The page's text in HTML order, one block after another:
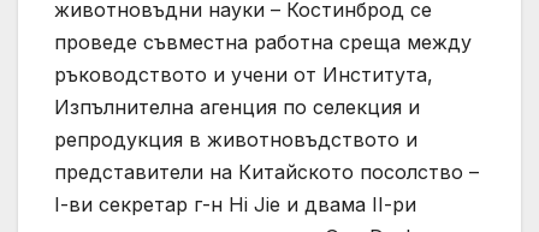
животновъдни науки – Костинброд се
проведе съвместна работна среща между
ръководството и учени от Института,
Изпълнителна агенция по селекция и
репродукция в животновъдството и
представители на Китайското посолство –
І-ви секретар г-н Hi Jie и двама ІІ-ри